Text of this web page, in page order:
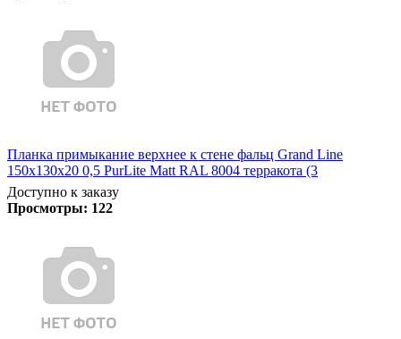
Планка примыкание верхнее к стене фальц Grand Line
150х130х20 0,5 PurLite Matt RAL 8004 терракота (3
Доступно к заказу
Просмотры: 122